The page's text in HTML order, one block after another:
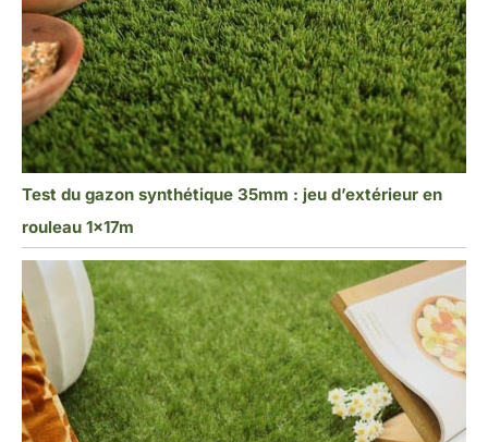
Test du gazon synthétique 35mm : jeu d’extérieur en
rouleau 1x17m